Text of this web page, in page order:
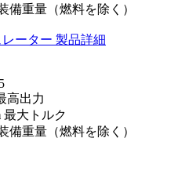
備重量（燃料を除く）
ーター 製品詳細
高出力
最大トルク
備重量（燃料を除く）